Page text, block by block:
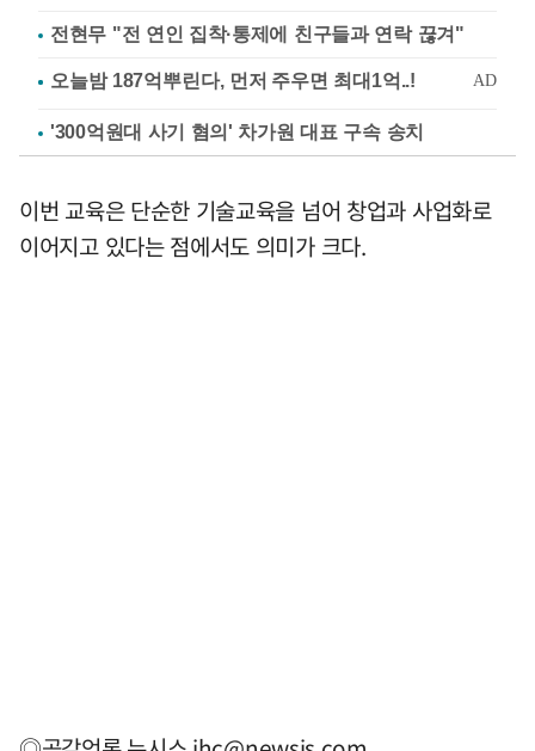
전현무 "전 연인 집착·통제에 친구들과 연락 끊겨"
'300억원대 사기 혐의' 차가원 대표 구속 송치
이번 교육은 단순한 기술교육을 넘어 창업과 사업화로
이어지고 있다는 점에서도 의미가 크다.